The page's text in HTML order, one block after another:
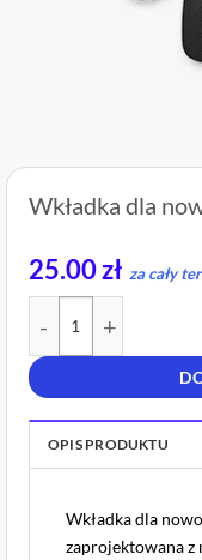
Wkładka dla
25.00zł za cały
OPIS PRODUKTU
Wkładka dla
zaprojektowana z